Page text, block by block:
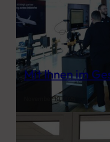
Mit Ihnen im
November 10, 2025